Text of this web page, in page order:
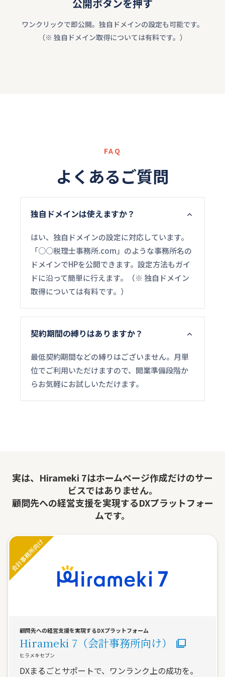
公開ボタンを押す
ワンクリックで即公開。独自ドメインの設定も可能です。
（※ 独自ドメイン取得については有料です。）
FAQ
よくあるご質問
独自ドメインは使えますか？
はい、独自ドメインの設定に対応しています。
「○○税理士事務所.com」のような事務所名の
ドメインでHPを公開できます。設定方法もガイ
ドに沿って簡単に行えます。（※ 独自ドメイン
取得については有料です。）
契約期間の縛りはありますか？
最低契約期間などの縛りはございません。月単
位でご利用いただけますので、開業準備段階か
らお気軽にお試しいただけます。
実は、Hirameki 7はホームページ作成だけのサー
ビスではありません。
顧問先への経営支援を実現するDXプラットフォー
ムです。
顧問先への経営支援を実現するDXプラットフォーム
Hirameki 7（会計事務所向け）
ヒラメキセブン
DXまるごとサポートで、ワンランク上の成功を。